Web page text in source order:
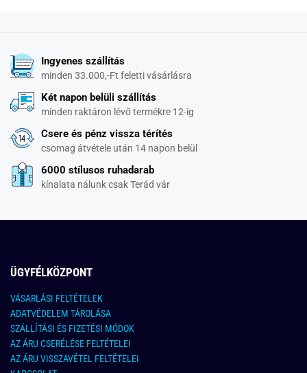
Ingyenes szállítás
minden 33.000,-Ft feletti vásárlásra
Két napon belüli szállítás
minden raktáron lévő termékre 12-ig
Csere és pénz vissza térítés
csomag átvétele után 14 napon belül
6000 stílusos ruhadarab
kínalata nálunk csak Terád vár
ÜGYFÉLKÖZPONT
VÁSARLÁSI FELTÉTELEK
ADATVÉDELEM TÁROLÁSA
SZÁLLÍTÁSI ÉS FIZETÉSI MÓDOK
AZ ÁRU CSERÉLÉSE FELTÉTELEI
AZ ÁRU VISSZAVÉTEL FELTÉTELEI